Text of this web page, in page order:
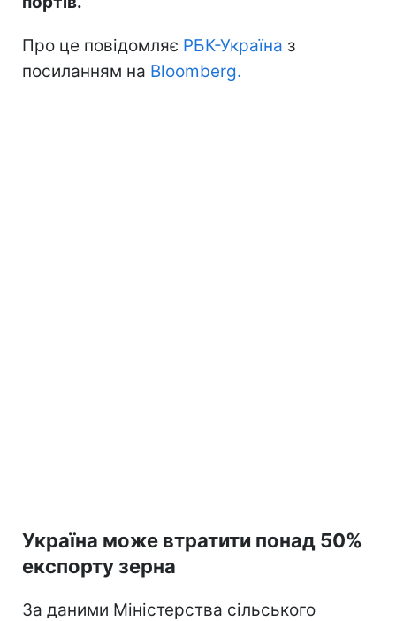
Про це повідомляє РБК-Україна з
посиланням на Bloomberg.
Україна може втратити понад 50%
експорту зерна
За даними Міністерства сільського